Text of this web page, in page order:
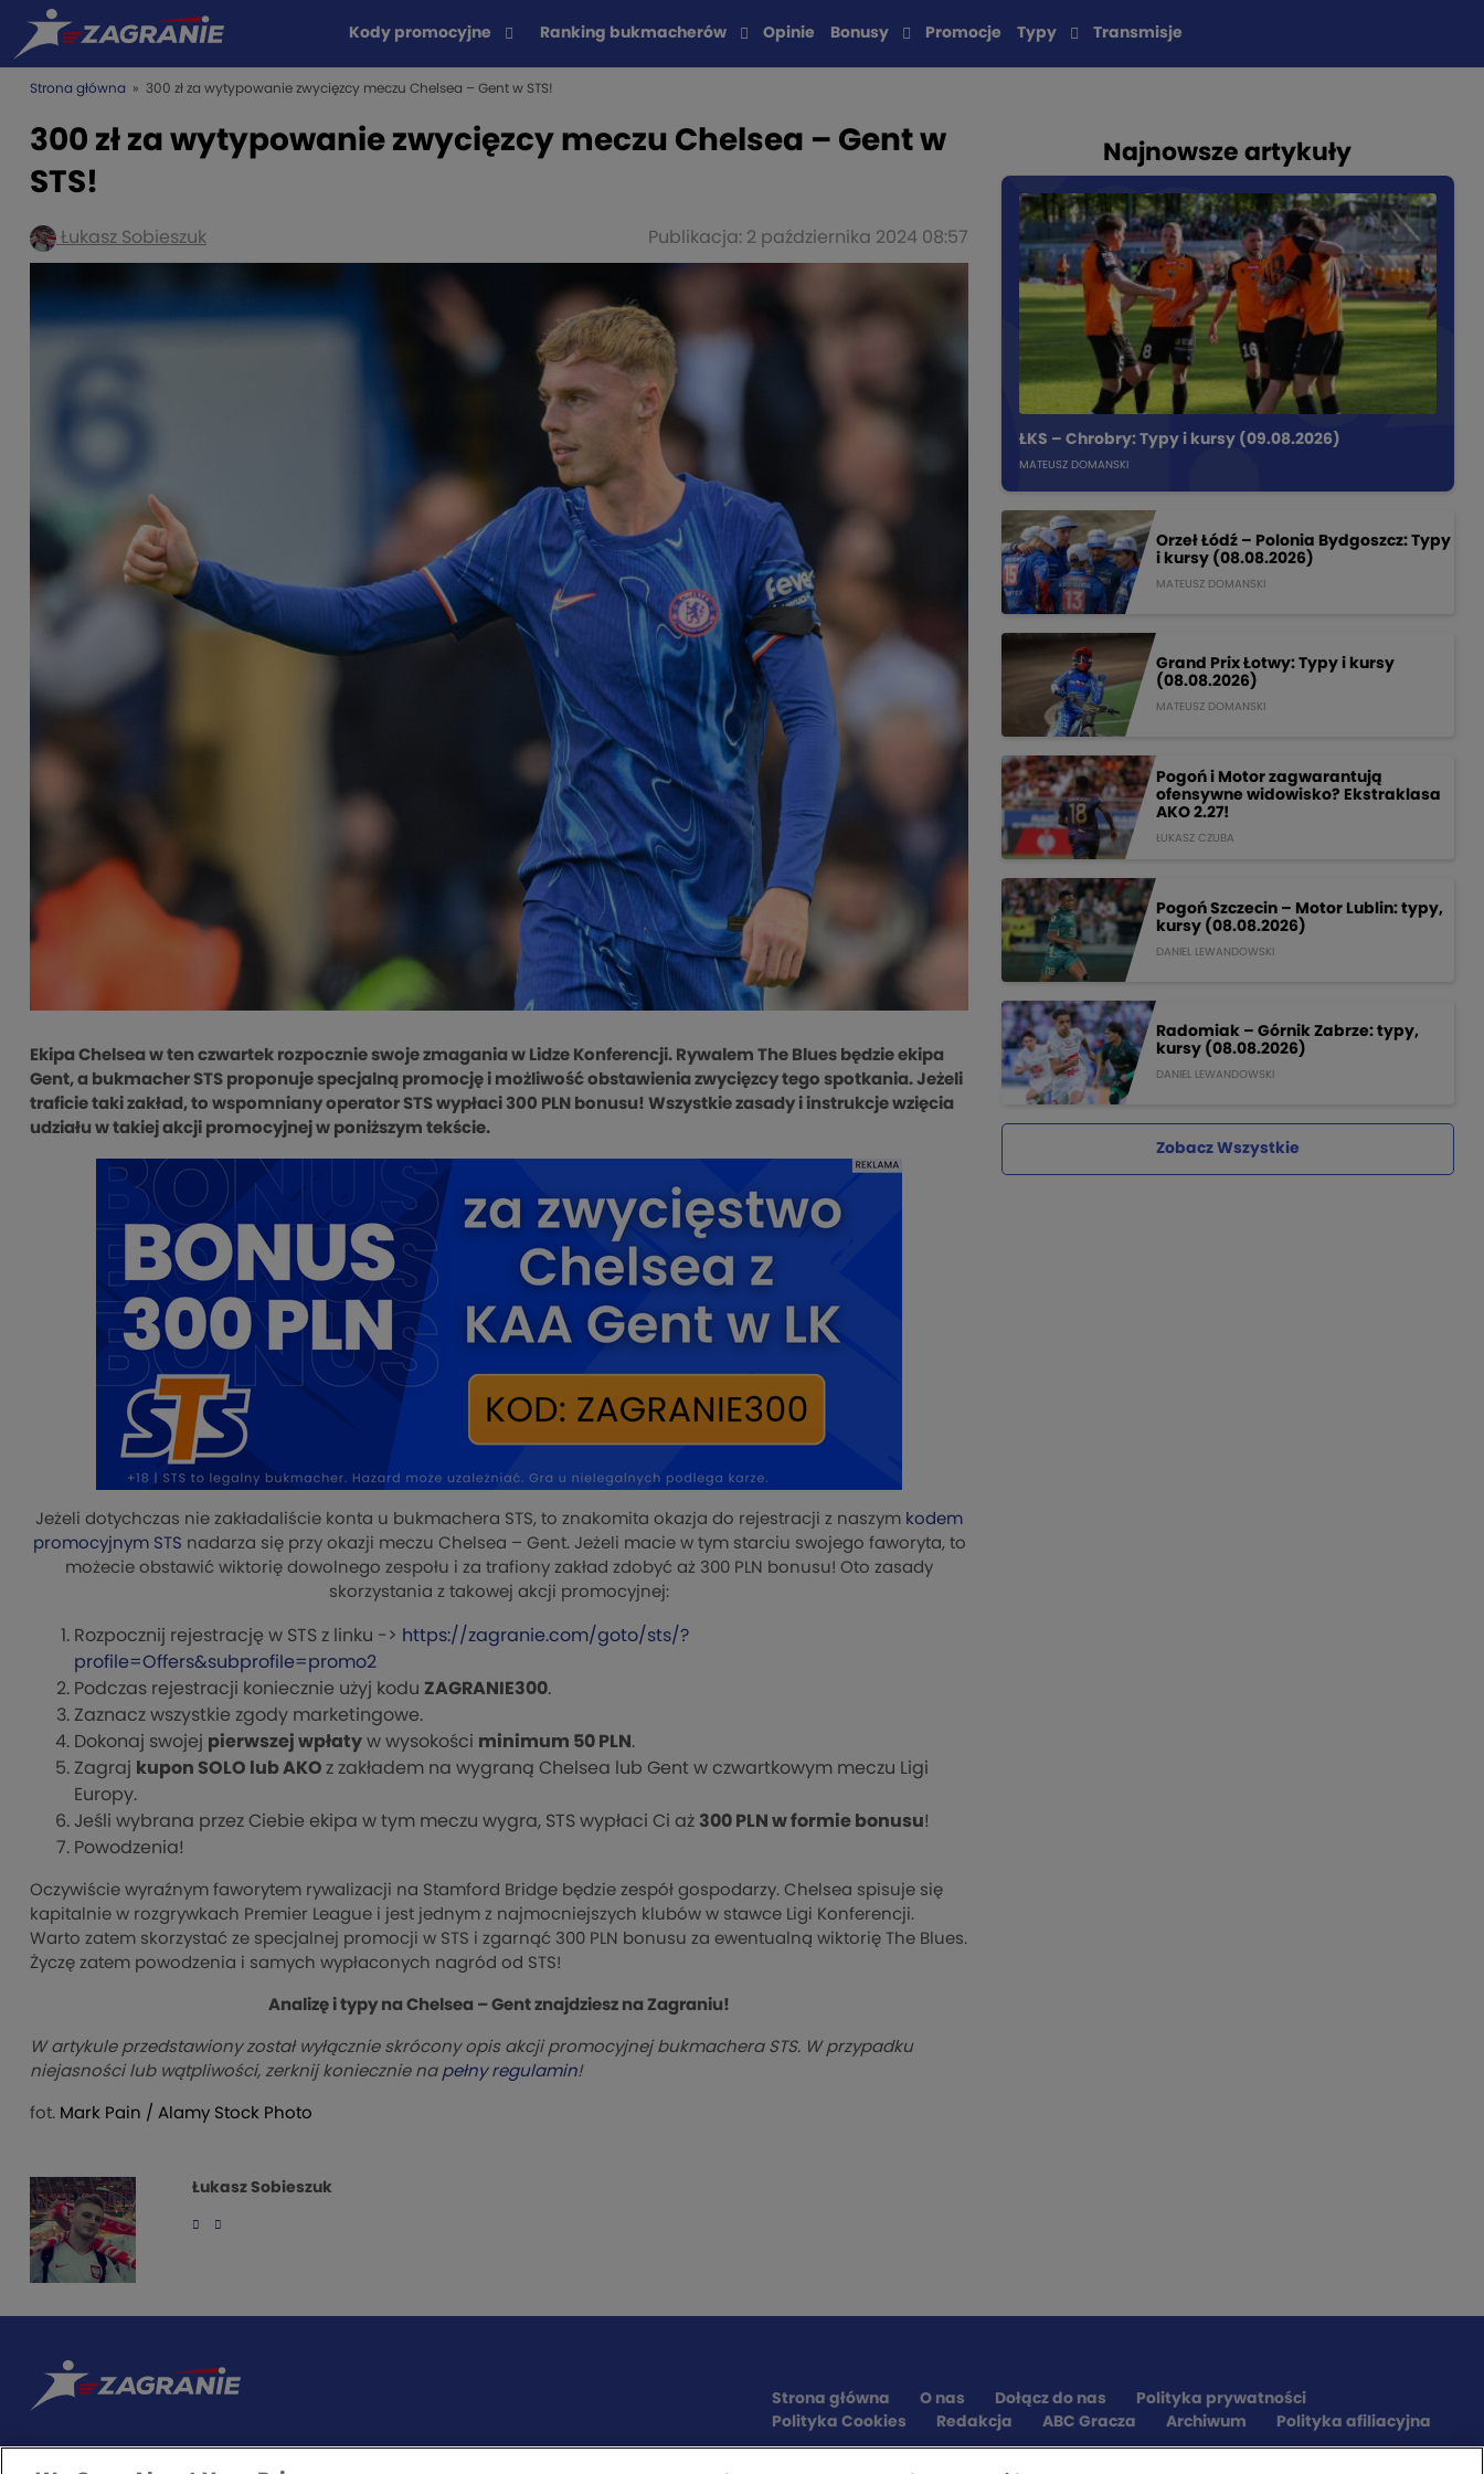
Kody promocyjne Ranking bukmacherów Opinie Bonusy Promocje Typy Transmisje
Strona główna » 300 zł za wytypowanie zwycięzcy meczu Chelsea – Gent w STS!
300 zł za wytypowanie zwycięzcy meczu Chelsea – Gent w
STS!
Łukasz Sobieszuk Publikacja: 2 października 2024 08:57
Ekipa Chelsea w ten czwartek rozpocznie swoje zmagania w Lidze Konferencji. Rywalem The Blues będzie ekipa
Gent, a bukmacher STS proponuje specjalną promocję i możliwość obstawienia zwycięzcy tego spotkania. Jeżeli
traficie taki zakład, to wspomniany operator STS wypłaci 300 PLN bonusu! Wszystkie zasady i instrukcje wzięcia
udziału w takiej akcji promocyjnej w poniższym tekście.
Jeżeli dotychczas nie zakładaliście konta u bukmachera STS, to znakomita okazja do rejestracji z naszym kodem
promocyjnym STS nadarza się przy okazji meczu Chelsea – Gent. Jeżeli macie w tym starciu swojego faworyta, to
możecie obstawić wiktorię dowolnego zespołu i za trafiony zakład zdobyć aż 300 PLN bonusu! Oto zasady
skorzystania z takowej akcji promocyjnej:
Rozpocznij rejestrację w STS z linku -> https://zagranie.com/goto/sts/?
profile=Offers&subprofile=promo2
Podczas rejestracji koniecznie użyj kodu ZAGRANIE300.
Zaznacz wszystkie zgody marketingowe.
Dokonaj swojej pierwszej wpłaty w wysokości minimum 50 PLN .
Zagraj kupon SOLO lub AKO z zakładem na wygraną Chelsea lub Gent w czwartkowym meczu Ligi
Europy.
Jeśli wybrana przez Ciebie ekipa w tym meczu wygra, STS wypłaci Ci aż 300 PLN w formie bonusu!
Powodzenia!
Oczywiście wyraźnym faworytem rywalizacji na Stamford Bridge będzie zespół gospodarzy. Chelsea spisuje się
kapitalnie w rozgrywkach Premier League i jest jednym z najmocniejszych klubów w stawce Ligi Konferencji.
Warto zatem skorzystać ze specjalnej promocji w STS i zgarnąć 300 PLN bonusu za ewentualną wiktorię The Blues.
Życzę zatem powodzenia i samych wypłaconych nagród od STS!
Analizę i typy na Chelsea – Gent znajdziesz na Zagraniu!
W artykule przedstawiony został wyłącznie skrócony opis akcji promocyjnej bukmachera STS. W przypadku
niejasności lub wątpliwości, zerknij koniecznie na pełny regulamin!
fot. Mark Pain / Alamy Stock Photo
Łukasz Sobieszuk
Najnowsze artykuły
ŁKS – Chrobry: Typy i kursy (09.08.2026)
MATEUSZ DOMANSKI
Orzeł Łódź – Polonia Bydgoszcz: Typy
i kursy (08.08.2026)
MATEUSZ DOMANSKI
Grand Prix Łotwy: Typy i kursy
(08.08.2026)
MATEUSZ DOMANSKI
Pogoń i Motor zagwarantują
ofensywne widowisko? Ekstraklasa
AKO 2.27!
ŁUKASZ CZUBA
Pogoń Szczecin – Motor Lublin: typy,
kursy (08.08.2026)
DANIEL LEWANDOWSKI
Radomiak – Górnik Zabrze: typy,
kursy (08.08.2026)
DANIEL LEWANDOWSKI
Zobacz Wszystkie
Strona główna O nas Dołącz do nas
Polityka prywatności
Polityka Cookies
Redakcja ABC Gracza Archiwum Polityka afiliacyjna